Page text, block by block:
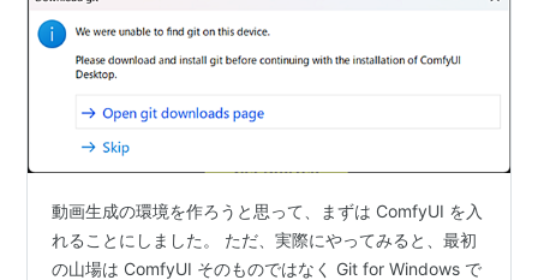
動画生成の環境を作ろうと思って、まずは ComfyUI を入
れることにしました。 ただ、実際にやってみると、最初
の山場は ComfyUI そのものではなく Git for Windows で